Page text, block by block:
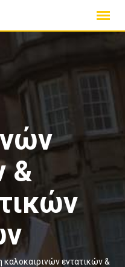
&
καλοκαιρινών εντατικών &